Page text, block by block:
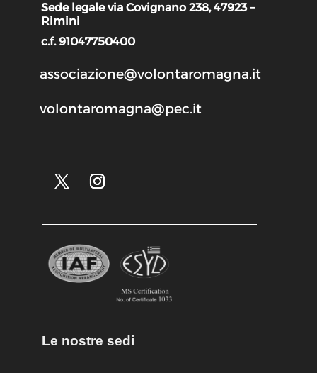
Sede legale via Covignano 238, 47923 –
Rimini
c.f. 91047750400
associazione@volontaromagna.it
volontaromagna@pec.it
Le nostre sedi